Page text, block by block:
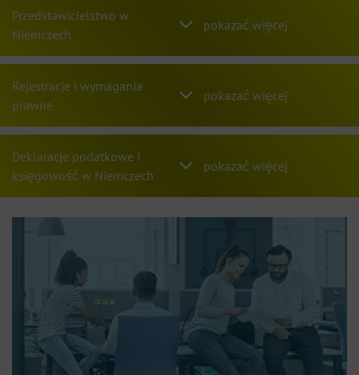
Przedstawicielstwo w
Niemczech
Rejestracje i wymagania
prawne
Deklaracje podatkowe i
księgowość w Niemczech